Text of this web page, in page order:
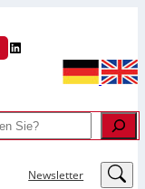
LinkedIn
Newsletter LinkedIn